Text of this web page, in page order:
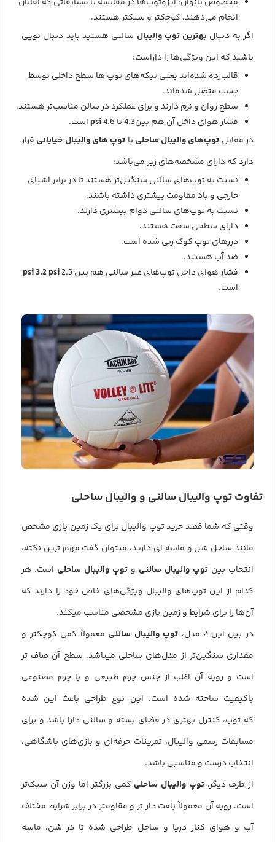
انجام می‌دهند، کوچکتر و سبکتر هستند.
اگر به دنبال بهترین توپ والیبال سالنی هستید باید دنبال توپی
باشید که این ویژگی‌ها را داراست:
قالب‌زده شده‌اند یعنی تیکه‌های توپ ها سطح داخلی توسط
چسب متصل شده‌اند.
سطح روان و نرم دارند و برای عملکرد در سالن مناسب‌تر هستند.
فشار هوای داخل آن هم بین4.3 تا 4.6
psiاست.
در مقابل توپ‌های والیبال ساحلی یا توپ های والیبال خیابانی قرار
دارد که دارای مشخصه‌های زیر می‌باشد:
نسبت به توپ‌های سالنی سنگین‌تر هستند تا در برابر اشیای
خارجی و باد مقاومت بیشتری داشته باشند.
نسبت به توپ‌های سالنی دوام بیشتری دارند.
دارای سطحی سفت هستند.
درز‌های توپ کوک زنی شده است.
ضد آب هستند.
فشار هوای داخل توپ‌های غیر سالنی هم بین 2.5
psi 3.2 psi
است.
تفاوت توپ والیبال سالنی و والیبال ساحلی
وقتی که شما قصد خرید توپ والیبال برای یک زمین بازی مشخص
مانند ساحل شن و ماسه ای دارید، میتوان گفت مهم ترین نکته،
انتخاب بین توپ والیبال سالنی و توپ والیبال ساحلی است. هر
کدام از این توپ‌های والیبال ویژگی‌های خاص خود را دارند که
آن‌ها را برای شرایط و زمین بازی مشخصی مناسب میکند.
در بین این 2 مدل،
توپ والیبال سالنی معمولاً کمی کوچکتر و
مقداری سنگین‌تر از مدل‌های ساحلی میباشد. سطح آن صاف تر
است و رویه آن اغلب از جنس چرم طبیعی و یا چرم مصنوعی
باکیفیت ساخته شده است. این نوع طراحی باعث این شده
که توپ، کنترل بهتری در فضای بسته و سالنی دارا باشد و برای
مسابقات رسمی والیبال، تمرینات حرفه‌ای و بازی‌های باشگاهی،
انتخاب درست و مناسبی باشد.
از طرف دیگر،توپ والیبال ساحلی کمی بزرگتر اما وزن آن سبک‌تر
است. رویه آن معمولاً بافت دار تر و مقاومتر در برابر شرایط مختلف
آب و هوای کنار دریا و ساحل طراحی شده تا در شن، ماسه